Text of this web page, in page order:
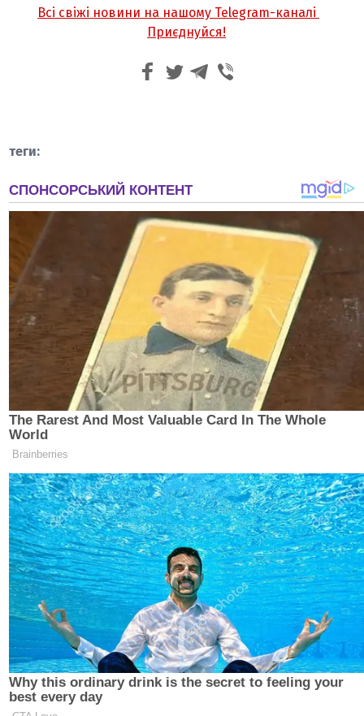
Всі свіжі новини на нашому Telegram-каналі
Приєднуйся!